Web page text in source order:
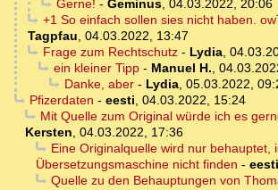
Gerne! - Geminus, 04.03.2022, 20:06
+1 So einfach sollen sies nicht haben.
Tagpfau, 04.03.2022, 13:47
Frage zum Rechtschutz- Lydia,
ein kleiner Tipp- Manuel H.,
Danke, aber- Lydia, 05.03.2022,
Pfizerdaten - eesti, 04.03.2022, 15:24
Mit Quelle zum Original würde ich es
Kersten, 04.03.2022, 17:36
Eine Originalquelle wird nur behauptet,
Übersetzungsmaschine nicht finden - eesti
Quelle zu den Behauptungen von